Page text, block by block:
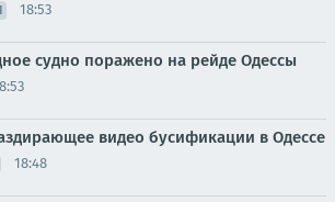
18:53
судно поражено на рейде Одессы
видео бусификации в Одессе
18:48